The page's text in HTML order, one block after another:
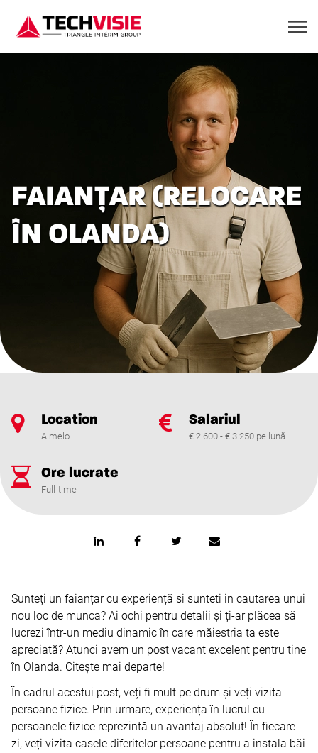
FAIANȚAR (RELOCARE
ÎN OLANDA)
Location
Almelo
Salariul
€ 2.600 - € 3.250 pe lună
Ore lucrate
Full-time
Sunteți un faianțar cu experiență si sunteti in cautarea unui
nou loc de munca? Ai ochi pentru detalii și ți-ar plăcea să
lucrezi într-un mediu dinamic în care măiestria ta este
apreciată? Atunci avem un post vacant excelent pentru tine
în Olanda. Citește mai departe!
În cadrul acestui post, veți fi mult pe drum și veți vizita
persoane fizice. Prin urmare, experiența în lucrul cu
persoanele fizice reprezintă un avantaj absolut! În fiecare
zi, veți vizita casele diferitelor persoane pentru a instala băi